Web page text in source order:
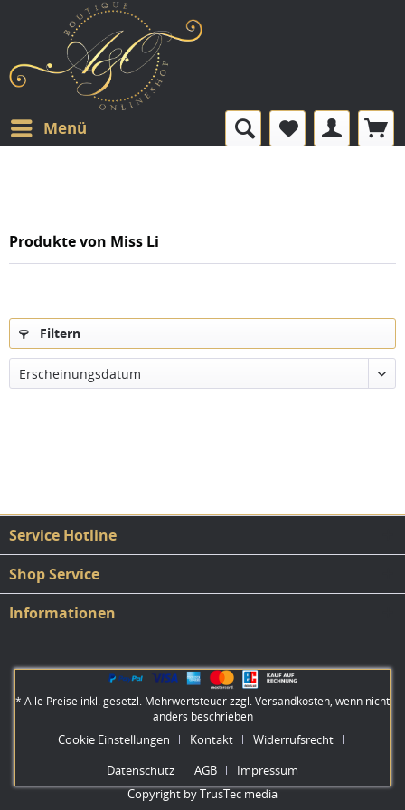
Menü
Produkte von Miss Li
Filtern
Erscheinungsdatum
Service Hotline
Shop Service
Informationen
* Alle Preise inkl. gesetzl. Mehrwertsteuer zzgl.Versandkosten, wenn nicht
anders beschrieben
Cookie Einstellungen Kontakt
Widerrufsrecht
Datenschutz
AGB
Impressum
Copyright by TrusTec media